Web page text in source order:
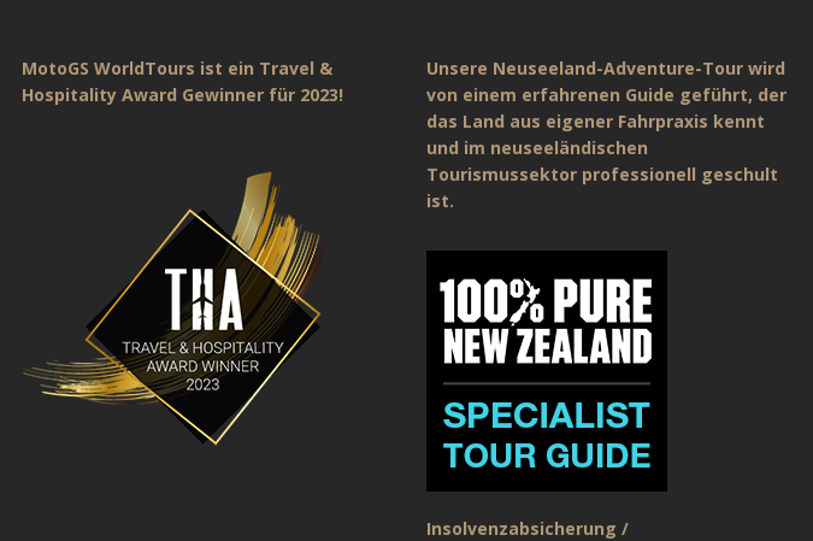
MotoGS WorldTours ist ein Travel &
Hospitality Award Gewinner für 2023!
Unsere Neuseeland-Adventure-Tour wird
von einem erfahrenen Guide geführt, der
das Land aus eigener Fahrpraxis kennt
und im neuseeländischen
Tourismussektor professionell geschult
ist.
Insolvenzabsicherung /